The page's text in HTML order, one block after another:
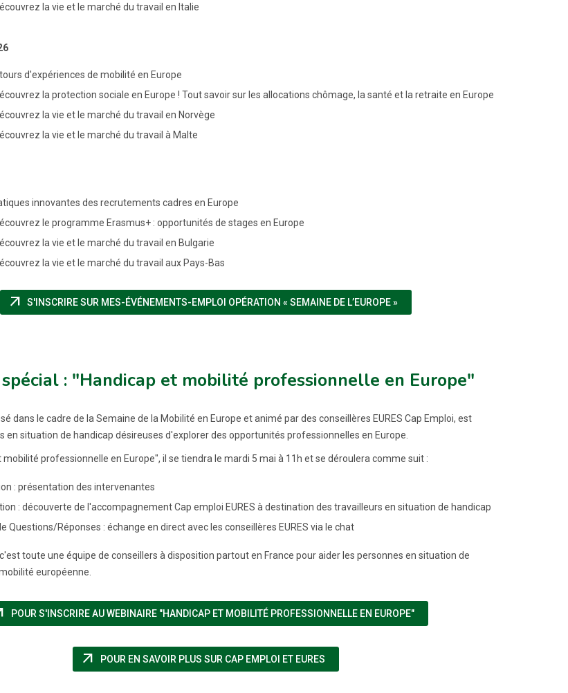
la vie et le marché du travail en Italie
d'expériences de mobilité en Europe
la protection sociale en Europe ! Tout savoir sur les allocations chômage, la santé et la retraite en Europe
la vie et le marché du travail en Norvège
la vie et le marché du travail à Malte
innovantes des recrutements cadres en Europe
le programme Erasmus+ : opportunités de stages en Europe
la vie et le marché du travail en Bulgarie
la vie et le marché du travail aux Pays-Bas
arrow_outward S'INSCRIRE SUR MES-ÉVÉNEMENTS-EMPLOI OPÉRATION « SEMAINE DE L’EUROPE »
: "Handicap et mobilité professionnelle en Europe"
dans le cadre de la Semaine de la Mobilité en Europe et animé par des conseillères EURES Cap Emploi, est
en situation de handicap désireuses d'explorer des opportunités professionnelles en Europe.
mobilité professionnelle en Europe", il se tiendra le mardi 5 mai à 11h et se déroulera comme suit :
: présentation des intervenantes
: découverte de l'accompagnement Cap emploi EURES à destination des travailleurs en situation de handicap
Questions/Réponses : échange en direct avec les conseillères EURES via le chat
c'est toute une équipe de conseillers à disposition partout en France pour aider les personnes en situation de
européenne.
POUR S'INSCRIRE AU WEBINAIRE "HANDICAP ET MOBILITÉ PROFESSIONNELLE EN EUROPE"(NOUVELLE FENÊTRE)
arrow_outward POUR EN SAVOIR PLUS SUR CAP EMPLOI ET EURES(NOUVELLE FENÊTRE)